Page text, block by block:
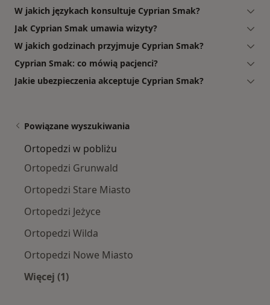
W jakich językach konsultuje Cyprian Smak?
Jak Cyprian Smak umawia wizyty?
W jakich godzinach przyjmuje Cyprian Smak?
Cyprian Smak: co mówią pacjenci?
Jakie ubezpieczenia akceptuje Cyprian Smak?
Powiązane wyszukiwania
Ortopedzi w pobliżu
Ortopedzi Grunwald
Ortopedzi Stare Miasto
Ortopedzi Jeżyce
Ortopedzi Wilda
Ortopedzi Nowe Miasto
Więcej (1)